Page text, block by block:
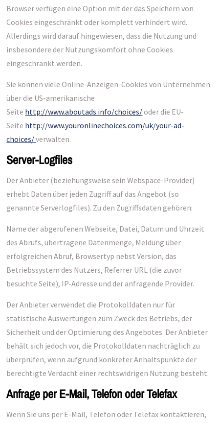
Browser verfügen eine Option mit der das Speichern von
Cookies eingeschränkt oder komplett verhindert wird.
Allerdings wird darauf hingewiesen, dass die Nutzung und
insbesondere der Nutzungskomfort ohne Cookies
eingeschränkt werden.
Sie können viele Online-Anzeigen-Cookies von Unternehmen
über die US-amerikanische
Seite http://www.aboutads.info/choices/oder die EU-
Seite http://www.youronlinechoices.com/uk/your-ad-
choices/verwalten.
Server-Logfiles
Der Anbieter (beziehungsweise sein Webspace-Provider)
erhebt Daten über jeden Zugriff auf das Angebot (so
genannte Serverlogfiles). Zu den Zugriffsdaten gehören:
Name der abgerufenen Webseite, Datei, Datum und Uhrzeit
des Abrufs, übertragene Datenmenge, Meldung über
erfolgreichen Abruf, Browsertyp nebst Version, das
Betriebssystem des Nutzers, Referrer URL (die zuvor
besuchte Seite), IP-Adresse und der anfragende Provider.
Der Anbieter verwendet die Protokolldaten nur für
statistische Auswertungen zum Zweck des Betriebs, der
Sicherheit und der Optimierung des Angebotes. Der Anbieter
behält sich jedoch vor, die Protokolldaten nachträglich zu
überprüfen, wenn aufgrund konkreter Anhaltspunkte der
berechtigte Verdacht einer rechtswidrigen Nutzung besteht.
Anfrage per E-Mail, Telefon oder Telefax
Wenn Sie uns per E-Mail, Telefon oder Telefax kontaktieren,